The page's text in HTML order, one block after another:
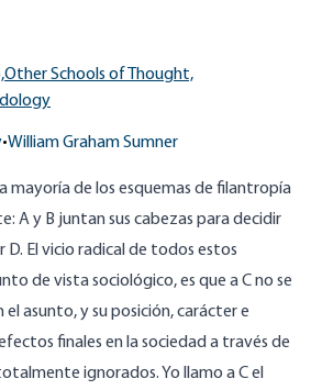
Other Schools of Thought,
•William Graham Sumner
mayoría de los esquemas de filantropía
A y B juntan sus cabezas para decidir
D. El vicio radical de todos estos
de vista sociológico, es que a C no se
asunto, y su posición, carácter e
finales en la sociedad a través de
ignorados. Yo llamo a C el